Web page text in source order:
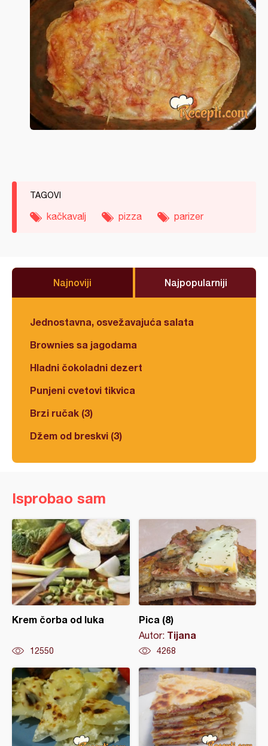
TAGOVI
kačkavalj pizza parizer
Najnoviji Najpopularniji
Jednostavna, osvežavajuća salata
Brownies sa jagodama
Hladni čokoladni dezert
Punjeni cvetovi tikvica
Brzi ručak (3)
Džem od breskvi (3)
Isprobao sam
Krem čorba od luka
12550
Pica (8)
Autor: Tijana
4268